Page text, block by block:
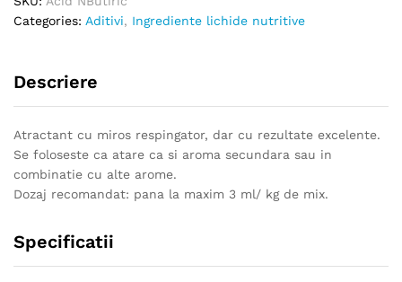
Categories: Aditivi, Ingrediente lichide nutritive
Descriere
Atractant cu miros respingator, dar cu rezultate excelente.
Se foloseste ca atare ca si aroma secundara sau in
combinatie cu alte arome.
Dozaj recomandat: pana la maxim 3 ml/ kg de mix.
Specificatii